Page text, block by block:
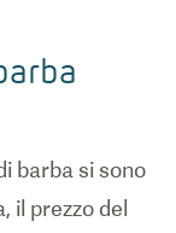
barba si sono
il prezzo del